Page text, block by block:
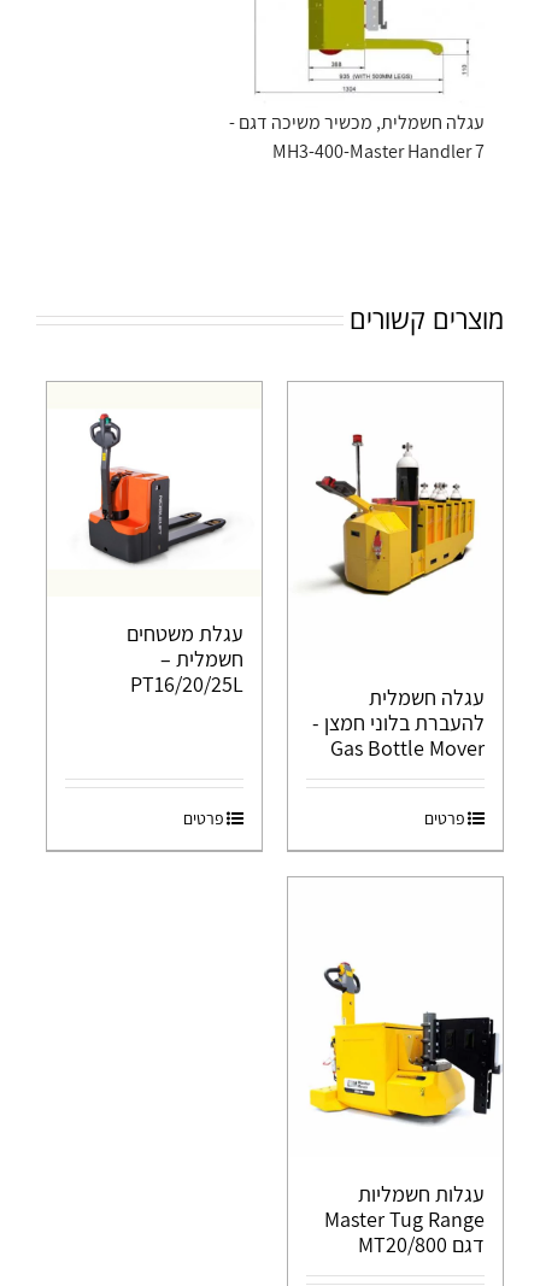
עגלה חשמלית, מכשיר משיכה דגם -
MH3-400-Master Handler 7
מוצרים קשורים
עגלה חשמלית
להעברת בלוני חמצן -
Gas Bottle Mover
פרטים
עגלת משטחים
חשמלית –
PT16/20/25L
פרטים
עגלות חשמליות
Master Tug Range
דגם MT20/800